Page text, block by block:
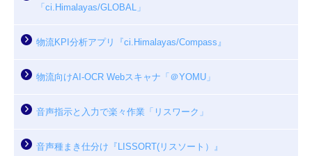
「ci.Himalayas/GLOBAL」
物流KPI分析アプリ『ci.Himalayas/Compass』
物流向けAI-OCR Webスキャナ「＠YOMU」
音声指示と入力で楽々作業「リスワーク」
音声種まき仕分け『LISSORT(リスソート）』